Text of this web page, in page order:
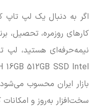
اگر به دنبال یک لپ تاپ
کارهای روزمره، تحصیل،
بازار ایران محسوب
سخت‌افزار به‌روز و